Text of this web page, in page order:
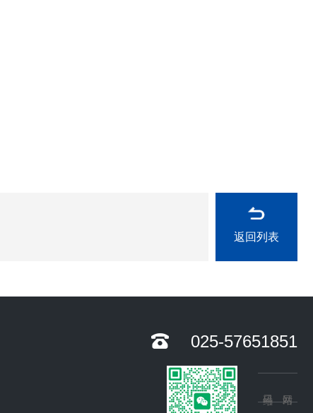
返回列表
025-57651851